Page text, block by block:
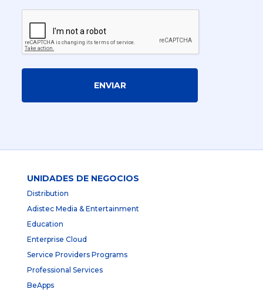
ENVIAR
UNIDADES DE NEGOCIOS
Distribution
Adistec Media & Entertainment
Education
Enterprise Cloud
Service Providers Programs
Professional Services
BeApps